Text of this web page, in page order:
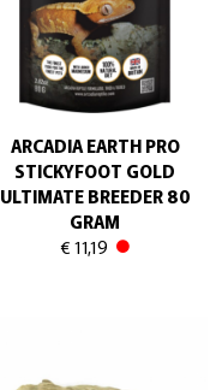
ARCADIA EARTH PRO
STICKYFOOT GOLD
ULTIMATE BREEDER 80
GRAM
€ 11,19